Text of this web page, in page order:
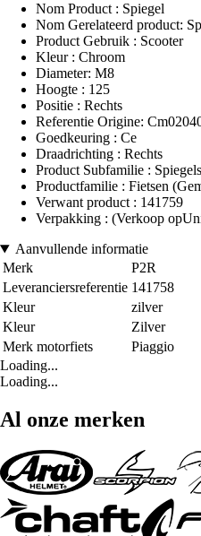
Nom Product : Spiegel
Nom Gerelateerd product:
Product Gebruik : Scooter
Kleur : Chroom
Diameter: M8
Hoogte : 125
Positie : Rechts
Referentie Origine:
Goedkeuring : Ce
Draadrichting : Rechts
Product Subfamilie : Spiegels
Productfamilie : Fietsen
Verwant product : 141759
Verpakking : (Verkoop
Aanvullende informatie
Merk
P2R
Leveranciersreferentie 141758
Kleur
zilver
Kleur
Zilver
Merk motorfiets
Piaggio
Loading...
Loading...
Al onze merken